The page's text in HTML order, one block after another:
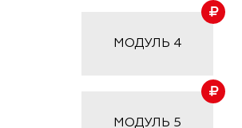
МОДУЛЬ 4
МОДУЛЬ 5